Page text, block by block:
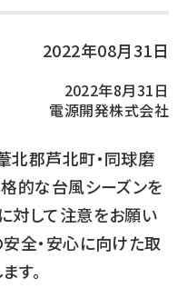
2022年08月31日
2022年8月31日
電源開発株式会社
北郡芦北町・同球磨
的な台風シーズンを
対して注意をお願い
安全・安心に向けた取
す。